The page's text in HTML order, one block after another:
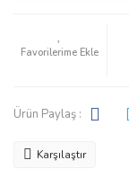
Ürün Paylaş :
Karşılaştır